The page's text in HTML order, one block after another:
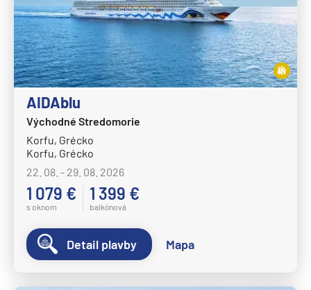
Norwegian Star
Norwegian Sun
Norwegian Viva
Pride of America
Oceania Cruises
Oceania Allura
Oceania Insignia
Oceania Marina
Oceania Nautica
Oceania Regatta
Oceania Riviera
Oceania Sirena
AIDAblu
Východné Stredomorie
Korfu, Grécko
Korfu, Grécko
22. 08. - 29. 08. 2026
1 079 €
s oknom
1 399 €
balkónová
Detail plavby Mapa